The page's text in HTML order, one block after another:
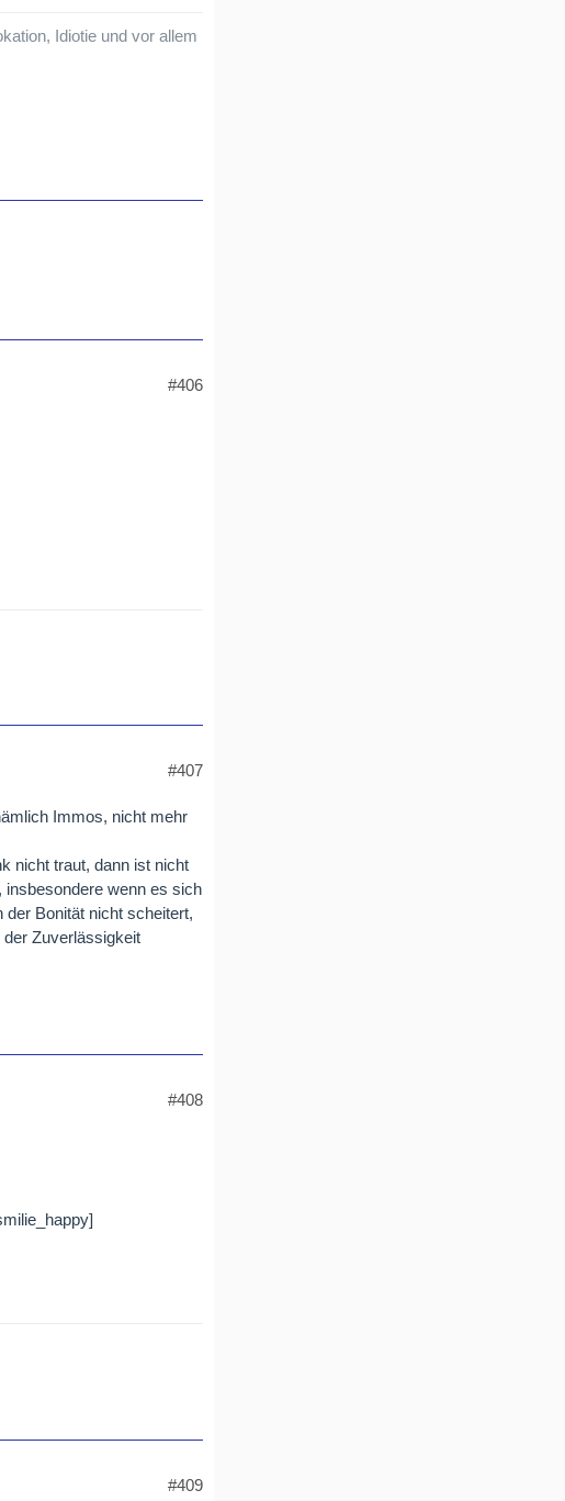
Idiotie und vor allem
#406
#407
Immos, nicht mehr
nicht traut, dann ist nicht
insbesondere wenn es sich
Bonität nicht scheitert,
Zuverlässigkeit
#408
#409